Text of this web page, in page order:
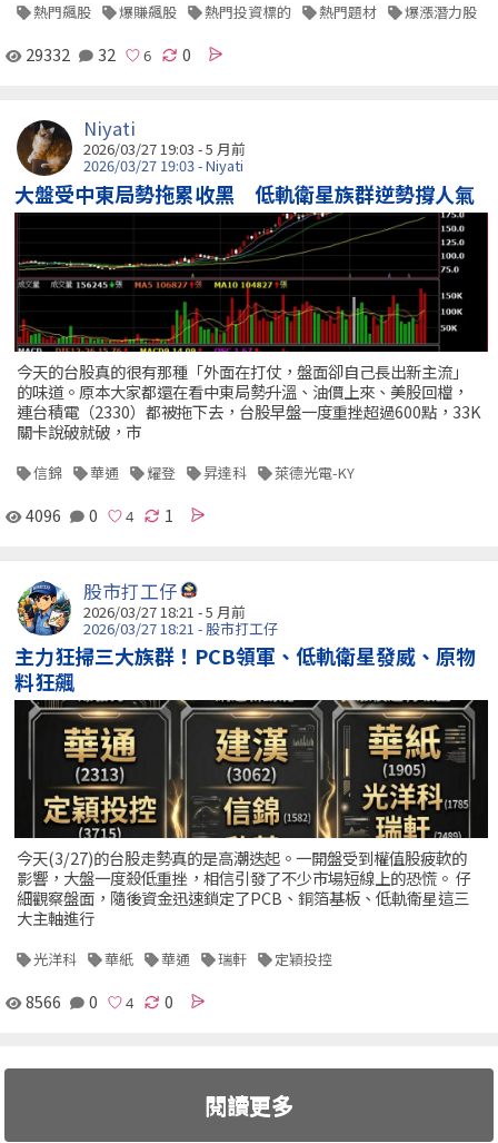
熱門飆股 爆賺飆股 熱門投資標的 熱門題材 爆漲潛力股
29332 32 0
Niyati
2026/03/27 19:03 - 5 月前
2026/03/27 19:03 - Niyati
大盤受中東局勢拖累收黑 低軌衛星族群逆勢撐人氣
今天的台股真的很有那種「外面在打仗，盤面卻自己長出新主流」
的味道。原本大家都還在看中東局勢升溫、油價上來、美股回檔，
連台積電（2330）都被拖下去，台股早盤一度重挫超過600點，33K
關卡說破就破，市
信錦 華通 耀登 昇達科 萊德光電-KY
4096 0 1
股市打工仔
2026/03/27 18:21 - 5 月前
2026/03/27 18:21 - 股市打工仔
主力狂掃三大族群！PCB領軍、低軌衛星發威、原物
料狂飆
今天(3/27)的台股走勢真的是高潮迭起。一開盤受到權值股疲軟的
影響，大盤一度殺低重挫，相信引發了不少市場短線上的恐慌。 仔
細觀察盤面，隨後資金迅速鎖定了PCB、銅箔基板、低軌衛星這三
大主軸進行
光洋科 華紙 華通 瑞軒 定穎投控
8566 0 0
閱讀更多